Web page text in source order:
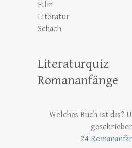
Film
Literatur
Schach
Literaturquiz
Romananfänge
Welches Buch ist das?
24